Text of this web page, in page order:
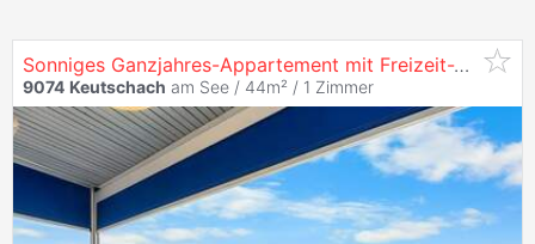
Sonniges Ganzjahres-Appartement mit Freizeit-Wohnsitz im 4-Seen-Tal
9074 Keutschach am See / 44m² / 1 Zimmer